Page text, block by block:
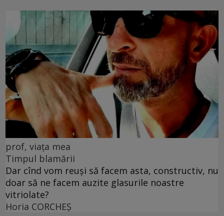
prof, viața mea
Timpul blamării
Dar cînd vom reuși să facem asta, constructiv, nu
doar să ne facem auzite glasurile noastre
vitriolate?
Horia CORCHEŞ